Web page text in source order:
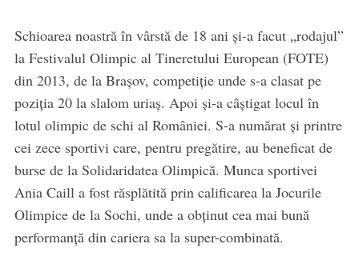
Schioarea noastră în vârstă de 18 ani şi-a facut „rodajul”
la Festivalul Olimpic al Tineretului European (FOTE)
din 2013, de la Braşov, competiţie unde s-a clasat pe
poziţia 20 la slalom uriaş. Apoi şi-a câştigat locul în
lotul olimpic de schi al României. S-a numărat şi printre
cei zece sportivi care, pentru pregătire, au beneficat de
burse de la Solidaridatea Olimpică. Munca sportivei
Ania Caill a fost răsplătită prin calificarea la Jocurile
Olimpice de la Sochi, unde a obţinut cea mai bună
performanţă din cariera sa la super-combinată.